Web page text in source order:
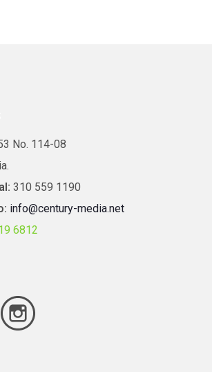
No. 114-08
310 559 1190
info@century-media.net
6812